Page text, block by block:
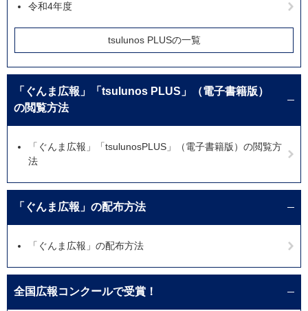
令和4年度
tsulunos PLUSの一覧
「ぐんま広報」「tsulunos PLUS」（電子書籍版）
の閲覧方法
「ぐんま広報」「tsulunosPLUS」（電子書籍版）の閲覧方
法
「ぐんま広報」の配布方法
「ぐんま広報」の配布方法
全国広報コンクールで受賞！